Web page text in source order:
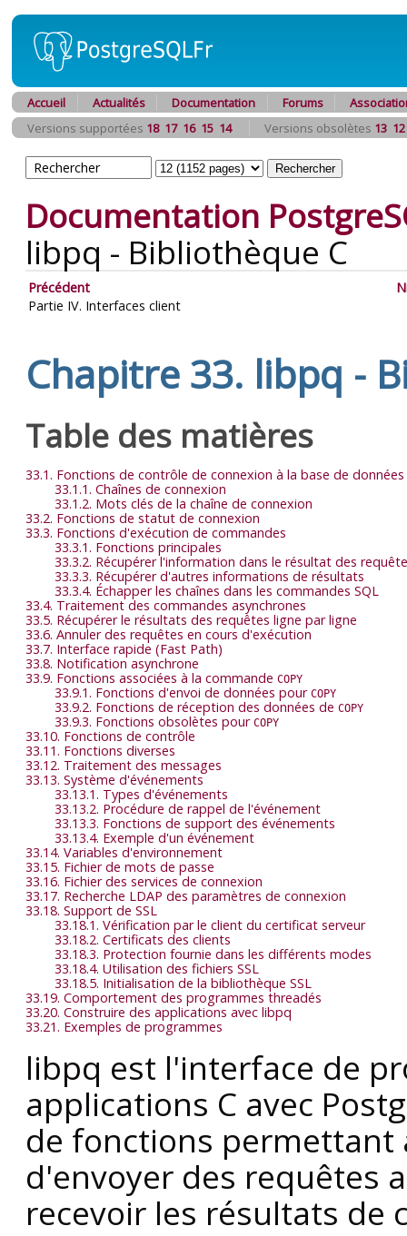
Accueil Actualités Documentation Forums
Versions supportées 18 17 16 15 14 Versions obsolètes 13 12
Documentation
libpq - Bibliothèque C
Précédent
Partie IV. Interfaces client
Chapitre 33. libpq -
Table des matières
33.1. Fonctions de contrôle de connexion à la base de données
33.1.1. Chaînes de connexion
33.1.2. Mots clés de la chaîne de connexion
33.2. Fonctions de statut de connexion
33.3. Fonctions d'exécution de commandes
33.3.1. Fonctions principales
33.3.2. Récupérer l'information dans le résultat des
33.3.3. Récupérer d'autres informations de résultats
33.3.4. Échapper les chaînes dans les commandes SQL
33.4. Traitement des commandes asynchrones
33.5. Récupérer le résultats des requêtes ligne par ligne
33.6. Annuler des requêtes en cours d'exécution
33.7. Interface rapide (Fast Path)
33.8. Notification asynchrone
33.9. Fonctions associées à la commande COPY
33.9.1. Fonctions d'envoi de données pour COPY
33.9.2. Fonctions de réception des données de COPY
33.9.3. Fonctions obsolètes pour COPY
33.10. Fonctions de contrôle
33.11. Fonctions diverses
33.12. Traitement des messages
33.13. Système d'événements
33.13.1. Types d'événements
33.13.2. Procédure de rappel de l'événement
33.13.3. Fonctions de support des événements
33.13.4. Exemple d'un événement
33.14. Variables d'environnement
33.15. Fichier de mots de passe
33.16. Fichier des services de connexion
33.17. Recherche LDAP des paramètres de connexion
33.18. Support de SSL
33.18.1. Vérification par le client du certificat serveur
33.18.2. Certificats des clients
33.18.3. Protection fournie dans les différents modes
33.18.4. Utilisation des fichiers SSL
33.18.5. Initialisation de la bibliothèque SSL
33.19. Comportement des programmes threadés
33.20. Construire des applications avec libpq
33.21. Exemples de programmes
libpq est l'interface de
applications C avec
de fonctions permettant
d'envoyer des requêtes
recevoir les résultats de